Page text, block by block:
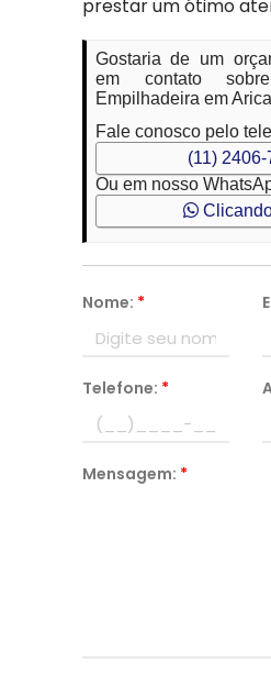
prestar um ótimo
Gostaria de um
em contato
Empilhadeira em
Fale conosco pelo
(11) 2406-
Ou em nosso
Nome: *
Telefone: *
Mensagem: *